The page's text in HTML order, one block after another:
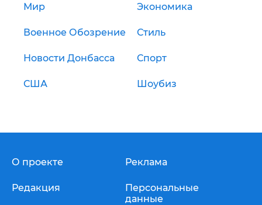
Мир Экономика
Военное Обозрение Стиль
Новости Донбасса Спорт
США Шоубиз
О проекте
Редакция
Реклама
Персональные
данные